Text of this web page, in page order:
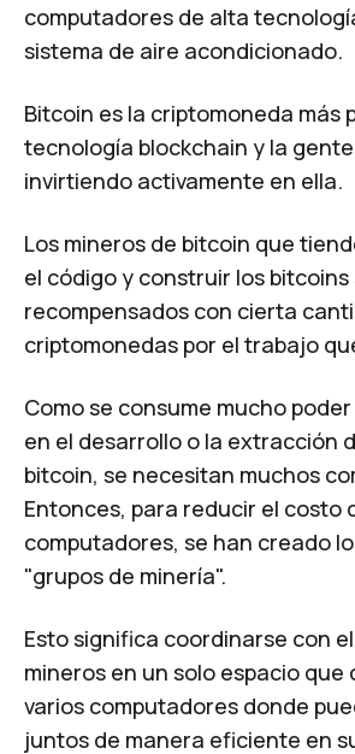
computadores de alta
sistema de aire acondicionado.
Bitcoin es la criptomoneda más
tecnología blockchain y la
invirtiendo activamente en ella.
Los mineros de bitcoin que
el código y construir los bitcoins
recompensados con cierta
criptomonedas por el trabajo
Como se consume mucho
en el desarrollo o la extracción
bitcoin, se necesitan muchos
Entonces, para reducir el costo
computadores, se han creado
"grupos de minería".
Esto significa coordinarse con
mineros en un solo espacio que
varios computadores donde
juntos de manera eficiente en